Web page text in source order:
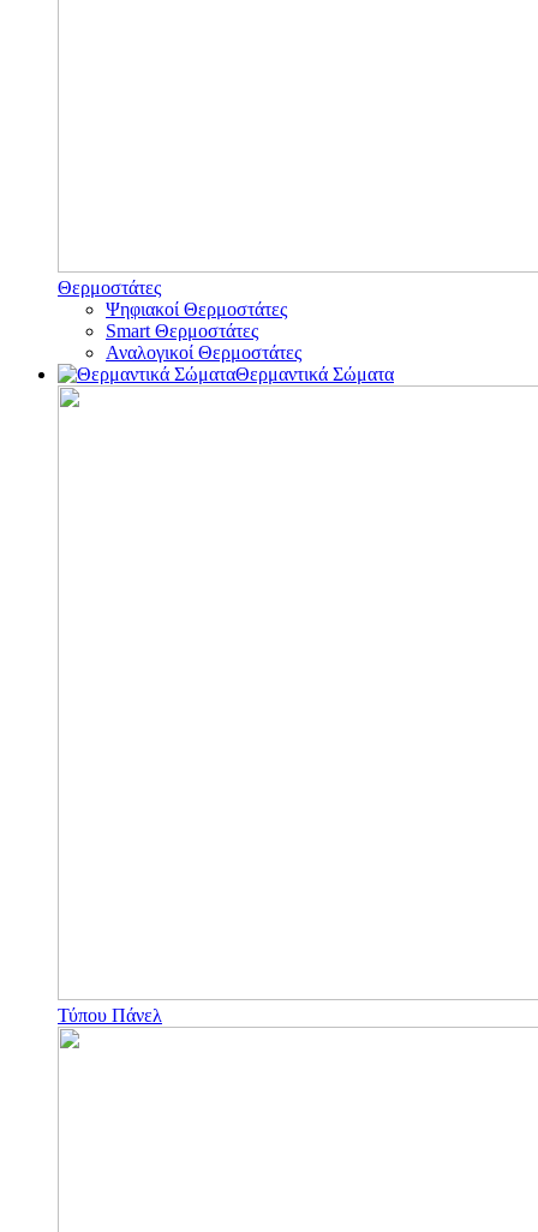
Θερμοστάτες
Ψηφιακοί Θερμοστάτες
Smart Θερμοστάτες
Αναλογικοί Θερμοστάτες
Θερμαντικά Σώματα
Τύπου Πάνελ